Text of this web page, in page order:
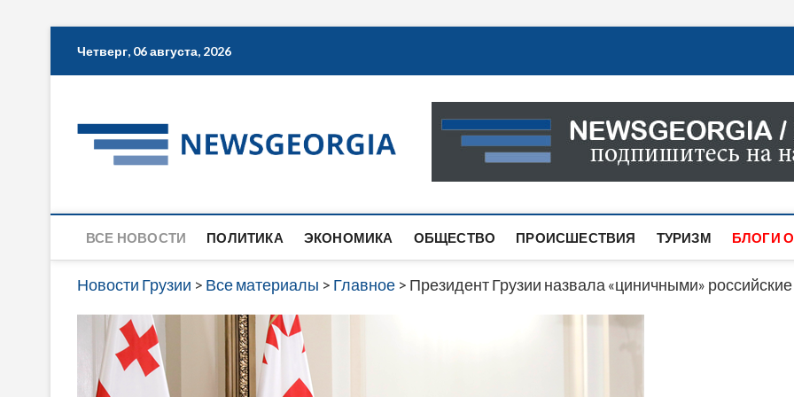
Четверг, 06 августа, 2026
Новости Грузии
САМАЯ АКТУАЛЬНАЯ ИНФОРМАЦИЯ О СОБЫТИЯХ
САЙТЕ ВЫ НАЙДЕТЕ НОВОСТИ ПОЛИТИКИ,
ВСЕ НОВОСТИ ПОЛИТИКА ЭКОНОМИКА ОБЩЕСТВО ПРОИСШЕСТВИЯ ТУРИЗМ БЛОГИ
Новости Грузии > Все материалы > Главное > Президент Грузии назвала «циничными»